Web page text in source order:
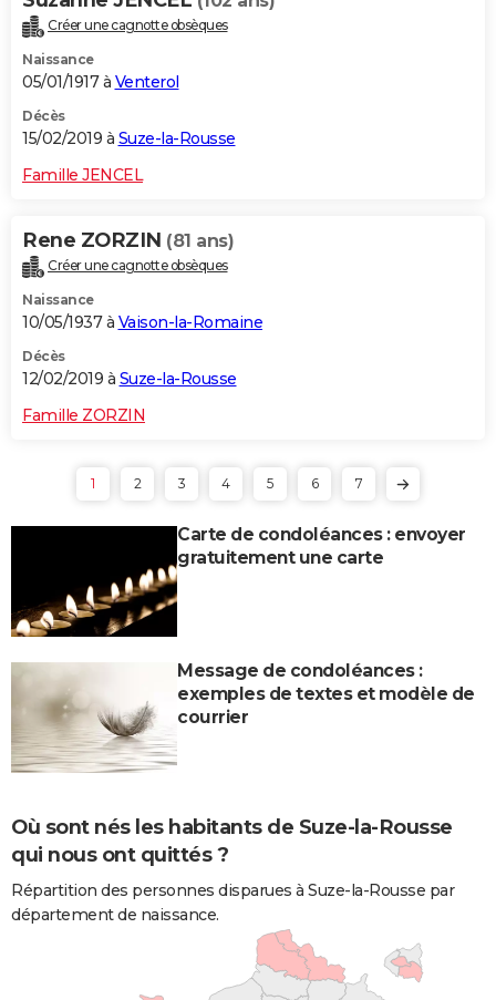
Créer une cagnotte obsèques
Naissance
05/01/1917 à Venterol
Décès
15/02/2019 à Suze-la-Rousse
Famille JENCEL
Rene ZORZIN (81 ans)
Créer une cagnotte obsèques
Naissance
10/05/1937 à Vaison-la-Romaine
Décès
12/02/2019 à Suze-la-Rousse
Famille ZORZIN
1 2 3 4 5 6 7
Carte de condoléances : envoyer
gratuitement une carte
Message de condoléances :
exemples de textes et modèle de
courrier
Où sont nés les habitants de Suze-la-Rousse
qui nous ont quittés ?
Répartition des personnes disparues à Suze-la-Rousse par
département de naissance.